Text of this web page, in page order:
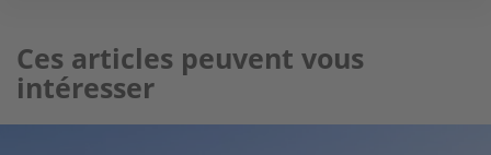
Ces articles peuvent vous
intéresser